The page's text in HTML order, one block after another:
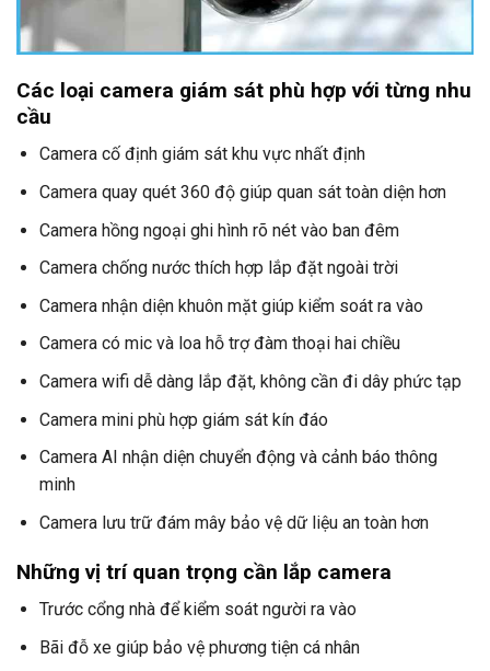
Các loại camera giám sát phù hợp với từng nhu
cầu
Camera cố định giám sát khu vực nhất định
Camera quay quét 360 độ giúp quan sát toàn diện hơn
Camera hồng ngoại ghi hình rõ nét vào ban đêm
Camera chống nước thích hợp lắp đặt ngoài trời
Camera nhận diện khuôn mặt giúp kiểm soát ra vào
Camera có mic và loa hỗ trợ đàm thoại hai chiều
Camera wifi dễ dàng lắp đặt, không cần đi dây phức tạp
Camera mini phù hợp giám sát kín đáo
Camera AI nhận diện chuyển động và cảnh báo thông
minh
Camera lưu trữ đám mây bảo vệ dữ liệu an toàn hơn
Những vị trí quan trọng cần lắp camera
Trước cổng nhà để kiểm soát người ra vào
Bãi đỗ xe giúp bảo vệ phương tiện cá nhân